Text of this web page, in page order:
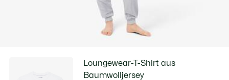
Loungewear-T-Shirt aus
Baumwolljersey